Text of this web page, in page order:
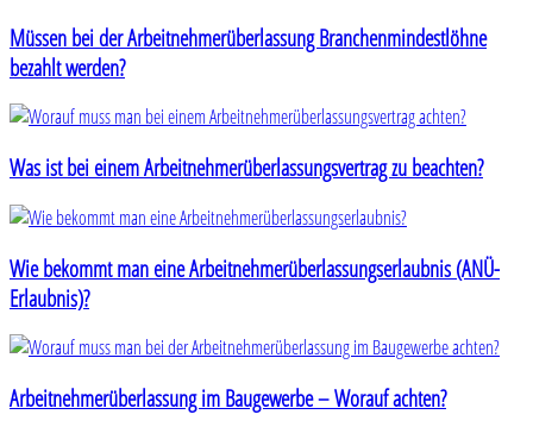
Müssen bei der Arbeitnehmerüberlassung Branchenmindestlöhne
bezahlt werden?
Was ist bei einem Arbeitnehmerüberlassungsvertrag zu beachten?
Wie bekommt man eine Arbeitnehmerüberlassungserlaubnis (ANÜ-
Erlaubnis)?
Arbeitnehmerüberlassung im Baugewerbe – Worauf achten?